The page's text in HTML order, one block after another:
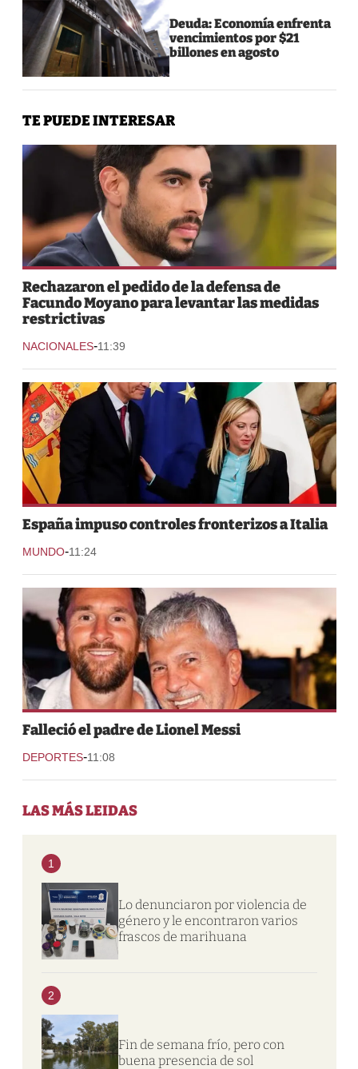
Deuda: Economía enfrenta
vencimientos por $21
billones en agosto
TE PUEDE INTERESAR
Rechazaron el pedido de la defensa de
Facundo Moyano para levantar las medidas
restrictivas
NACIONALES-11:39
España impuso controles fronterizos a Italia
MUNDO-11:24
Falleció el padre de Lionel Messi
DEPORTES-11:08
LAS MÁS LEIDAS
1
Lo denunciaron por violencia de
género y le encontraron varios
frascos de marihuana
2
Fin de semana frío, pero con
buena presencia de sol